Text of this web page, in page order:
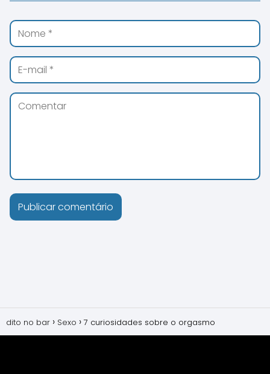
dito no bar Sexo 7 curiosidades sobre o orgasmo